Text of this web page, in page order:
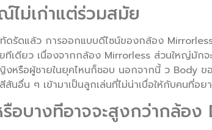
ไม่เก่าแต่ร่วมสมัย
ดรัดแล้ว การออกแบบดีไซน์ของกล้อง
เดียว เนื่องจากกล้อง Mirrorless ส่วนใหญ่มัก
งหรือผู้ชายในยุคไหนก็ชอบ นอกจากนี้ ว Body
นอื่น ๆ เข้ามาเป็นลูกเล่นที่ไม่น่าเบื่อให้กับคนที่อ
อบางทีอาจจะสูงกว่ากล้อง